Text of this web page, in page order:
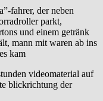
fahrer, der neben
parkt,
und einem getränk
mann mit waren ab ins
kam
videomaterial auf
blickrichtung der